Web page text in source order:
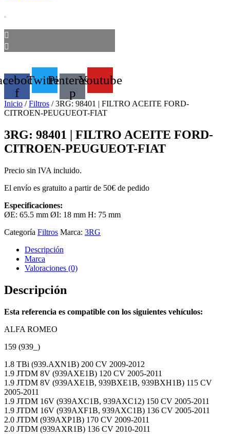
f
TwitterPinterest-
p
Youtube
Inicio /Filtros / 3RG: 98401 | FILTRO ACEITE FORD-
CITROEN-PEUGUEOT-FIAT
3RG: 98401 | FILTRO ACEITE FORD-
CITROEN-PEUGUEOT-FIAT
Precio sin IVA incluido.
El envío es gratuito a partir de 50€ de pedido
Especificaciones:
ØE: 65.5 mm ØI: 18 mm H: 75 mm
Categoría Filtros Marca: 3RG
Descripción
Marca
Valoraciones (0)
Descripción
Esta referencia es compatible con los siguientes vehículos:
ALFA ROMEO
159 (939_)
1.8 TBi (939.AXN1B) 200 CV 2009-2012
1.9 JTDM 8V (939AXE1B) 120 CV 2005-2011
1.9 JTDM 8V (939AXE1B, 939BXE1B, 939BXH1B) 115 CV
2005-2011
1.9 JTDM 16V (939AXC1B, 939AXC12) 150 CV 2005-2011
1.9 JTDM 16V (939AXF1B, 939AXC1B) 136 CV 2005-2011
2.0 JTDM (939AXP1B) 170 CV 2009-2011
2.0 JTDM (939AXR1B) 136 CV 2010-2011